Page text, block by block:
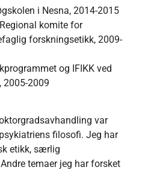
i Nesna, 2014-2015
komite for
forskningsetikk, 2009-
og IFIKK ved
2005-2009
var
filosofi. Jeg har
etikk, særlig
temaer jeg har forsket